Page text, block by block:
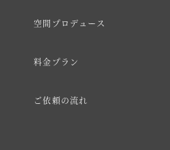
空間プロデュース
料金プラン
ご依頼の流れ